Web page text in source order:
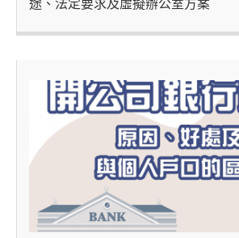
途、法定要求及虛擬辦公室方案